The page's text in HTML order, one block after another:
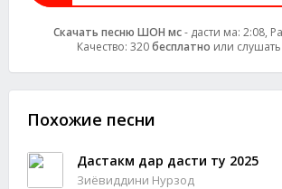
Скачать песню ШОН мс- дасти ма: 2:08,
Качество: 320бесплатно или
Похожие песни
Дастакм дар дасти ту 2025
Зиёвиддини Нурзод